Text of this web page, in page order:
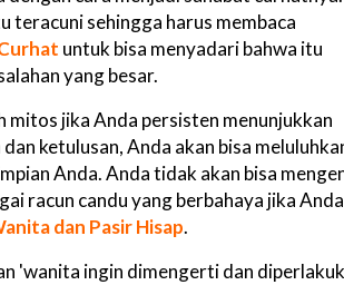
teracuni sehingga harus membaca
untuk bisa menyadari bahwa itu
yang besar.
mitos jika Anda persisten menunjukkan
ketulusan, Anda akan bisa
Anda. Anda tidak akan bisa
racun candu yang berbahaya jika Anda
dan Pasir Hisap.
'wanita ingin dimengerti dan